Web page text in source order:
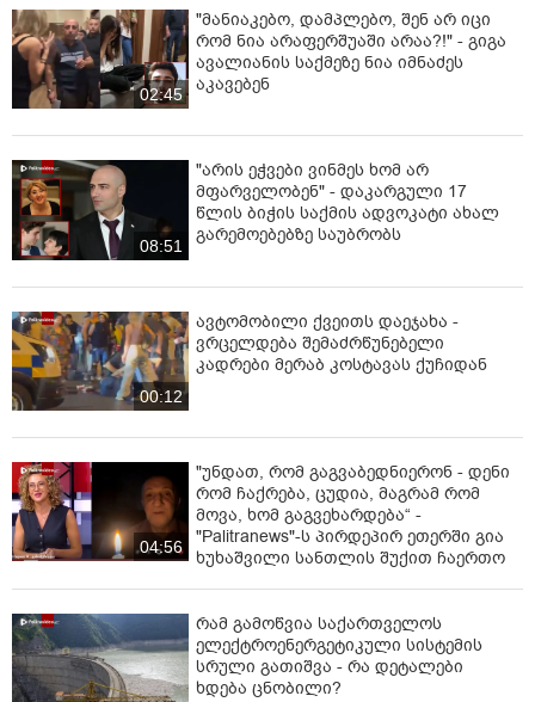
02:45
"მანიაკებო, დამპლებო, შენ არ იცი
რომ ნია არაფერშუაში არაა?!" - გიგა
ავალიანის საქმეზე ნია იმნაძეს
აკავებენ
08:51
"არის ეჭვები ვინმეს ხომ არ
მფარველობენ" - დაკარგული 17
წლის ბიჭის საქმის ადვოკატი ახალ
გარემოებებზე საუბრობს
00:12
ავტომობილი ქვეითს დაეჯახა -
ვრცელდება შემაძრწუნებელი
კადრები მერაბ კოსტავას ქუჩიდან
04:56
"უნდათ, რომ გაგვაბედნიერონ - დენი
რომ ჩაქრება, ცუდია, მაგრამ რომ
მოვა, ხომ გაგვეხარდება“ -
"Palitranews"-ს პირდეპირ ეთერში გია
ხუხაშვილი სანთლის შუქით ჩაერთო
რამ გამოწვია საქართველოს
ელექტროენერგეტიკული სისტემის
სრული გათიშვა - რა დეტალები
ხდება ცნობილი?